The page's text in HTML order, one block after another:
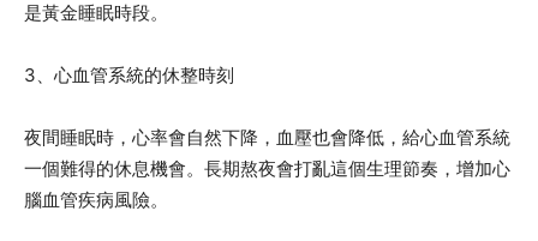
是黃金睡眠時段。
3、心血管系統的休整時刻
夜間睡眠時，心率會自然下降，血壓也會降低，給心血管系統
一個難得的休息機會。長期熬夜會打亂這個生理節奏，增加心
腦血管疾病風險。